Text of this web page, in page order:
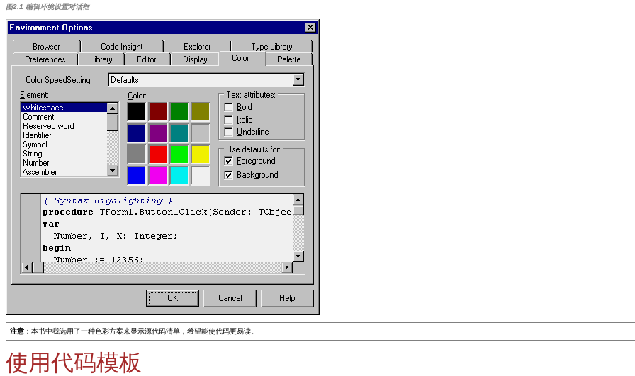
图2.1 编辑环境设置对话框
注意 ：本书中我选用了一种色彩方案来显示源代码清单，希望能使代码更易读。
使用代码模板